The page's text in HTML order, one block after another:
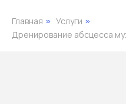
Главная » Услуги »
Дренирование абсцесса